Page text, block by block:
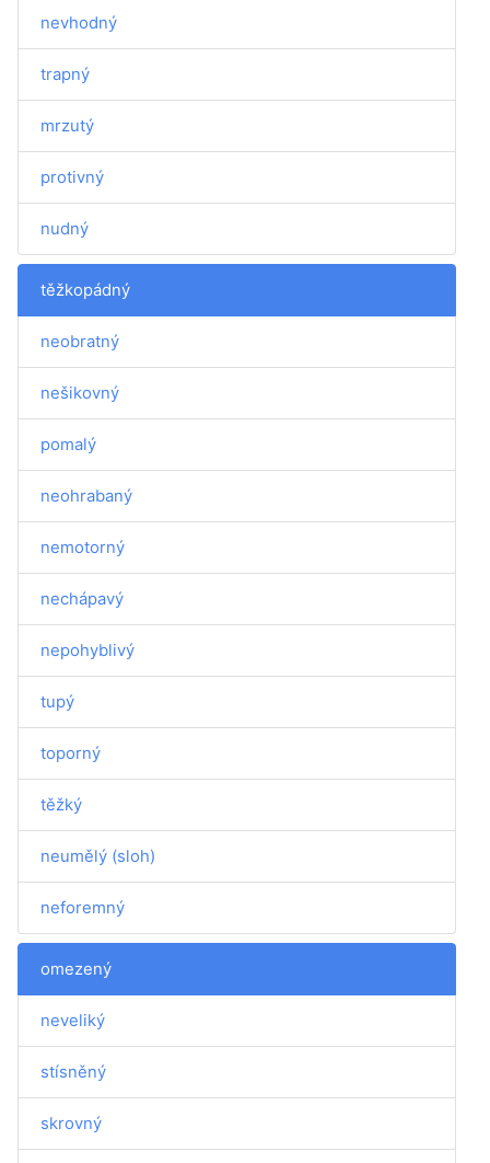
nevhodný
trapný
mrzutý
protivný
nudný
těžkopádný
neobratný
nešikovný
pomalý
neohrabaný
nemotorný
nechápavý
nepohyblivý
tupý
toporný
těžký
neumělý (sloh)
neforemný
omezený
neveliký
stísněný
skrovný